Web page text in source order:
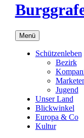
Menü
Schützenleben
Bezirk
Jugend
Unser Land
Blickwinkel
Europa & Co
Kultur